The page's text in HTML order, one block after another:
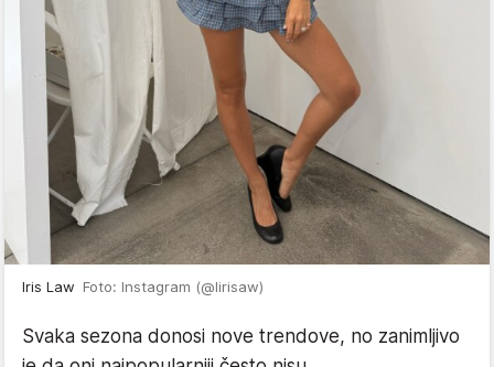
Iris Law Foto: Instagram (@lirisaw)
Svaka sezona donosi nove trendove, no zanimljivo